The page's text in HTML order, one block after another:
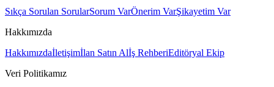
Sıkça Sorulan SorularSorum VarÖnerim VarŞikayetim Var
Hakkımızda
Hakkımızdaİletişimİlan Satın Alİş RehberiEditöryal Ekip
Veri Politikamız